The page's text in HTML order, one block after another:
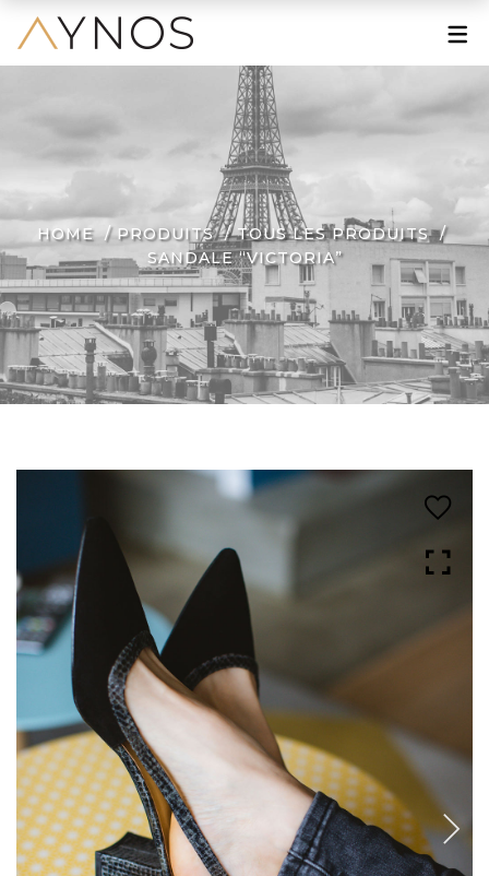
Le Mot de la Fondatrice
Une Marque Engagée
HOME PRODUITS
TOUS LES PRODUITS
SANDALE “VICTORIA”